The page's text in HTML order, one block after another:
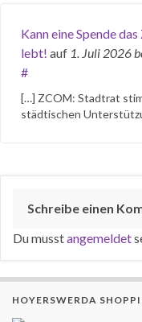
Kann eine Spende
lebt! auf 1. Juli 2026
#
[…] ZCOM: Stadtrat
städtischen
Schreibe einen
Du musstangemeldet
HOYERSWERDA